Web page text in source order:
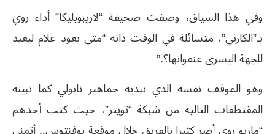
وفي هذا السياق، وصفت صحيفة “لاريبوبليكا” أداء روي
بـ”الكارثي”، متسائلة في الوقت ذاته “متى يعود غلام ليعيد
للجهة اليسرى عنفوانها؟.”
وهو الموقف نفسه الذي تبديه جماهير نابولي كما تبينه
المقتطفات التالية من شبكة “تويتر”، حيث كتب أحدهم